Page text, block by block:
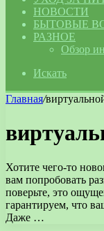
НОВОСТИ
БЫТОВЫЕ
РАЗНОЕ
Обзор
Искать
Главная/
Хотите чего-то
вам попробовать
поверьте, это
гарантируем, что
Даже …